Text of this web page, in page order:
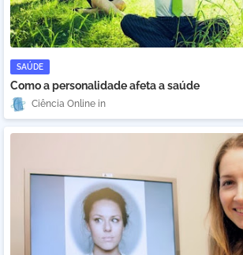
SAÚDE
Como a personalidade afeta a saúde
Ciência Online